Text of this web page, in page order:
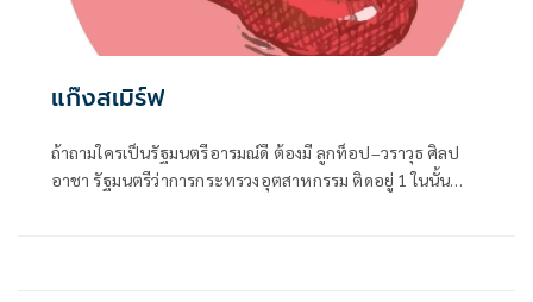
แก๊งสเมิร์ฟ
ถ้าถามใครเป็นรัฐมนตรีอารมณ์ดี ต้องมี ลูกท็อป–วราวุธ ศิลป
อาชา รัฐมนตรีว่าการกระทรวงอุตสาหกรรม ติดอยู่ 1 ในนั้น